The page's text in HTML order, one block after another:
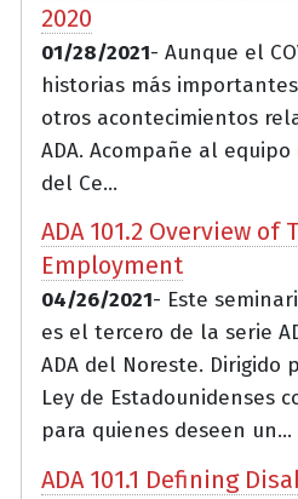
2020
01/28/2021- Aunque el
historias más
otros acontecimientos
ADA. Acompañe al
del Ce...
ADA 101.2 Overview of
Employment
04/26/2021- Este
es el tercero de la serie
ADA del Noreste. Dirigido
Ley de Estadounidenses
para quienes deseen un...
ADA 101.1 Defining